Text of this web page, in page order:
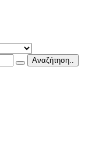
Αναζήτηση..